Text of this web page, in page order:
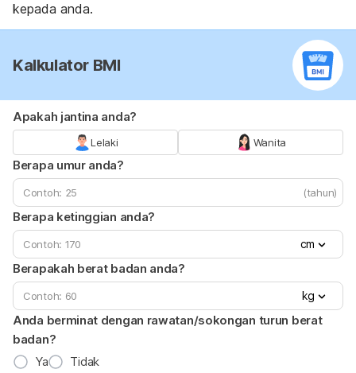
kepada anda.
Kalkulator BMI
Apakah jantina anda?
Lelaki Wanita
Berapa umur anda?
(tahun)
Berapa ketinggian anda?
cm
Berapakah berat badan anda?
kg
Anda berminat dengan rawatan/sokongan turun berat
badan?
Ya
Tidak